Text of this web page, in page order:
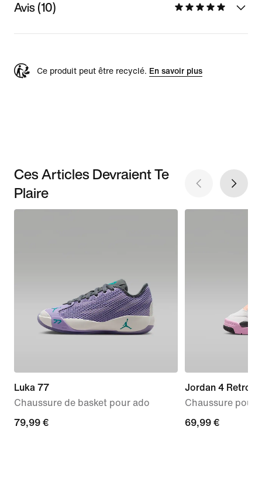
Avis (10)
Ce produit peut être recyclé. En savoir plus
Ces Articles Devraient Te
Plaire
Luka 77
Chaussure de basket pour ado
79,99 €
79,99 €
Jordan 4 Retro
Chaussure pour
69,99 €
69,99 €